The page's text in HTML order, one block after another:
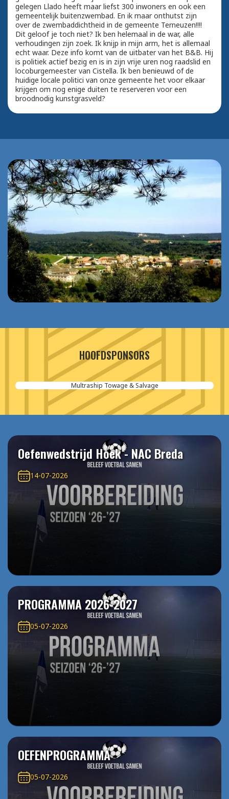
gelegen Llado heeft maar liefst 300 inwoners en ook een
gemeentelijk buitenzwembad. En ik maar onthutst zijn
over de zwembaddichtheid in de gemeente Terneuzen!!!!
Dit geloof je toch niet? Ik ben helemaal in de war, alle
verhoudingen zijn zoek. Ik knijp in mijn arm, het is allemaal
echt waar. Deze info komt van de uitbater van het B&B. Hij
is politiek actief bezig en is in zijn vrije uren nog raadslid en
locoburgemeester van Cistella. Ik ben benieuwd of de
huidige locale politici van onze gemeente het voor elkaar
krijgen om nog enige duiten te reserveren voor een
broodnodig kunstgrasveld?
HOOFDSPONSORS
Multraship Towage & Salvage
Oefenwedstrijd Hoek - NAC Breda
14-07-2026
PROGRAMMA 2026-2027
05-07-2026
OEFENPROGRAMMA
05-07-2026